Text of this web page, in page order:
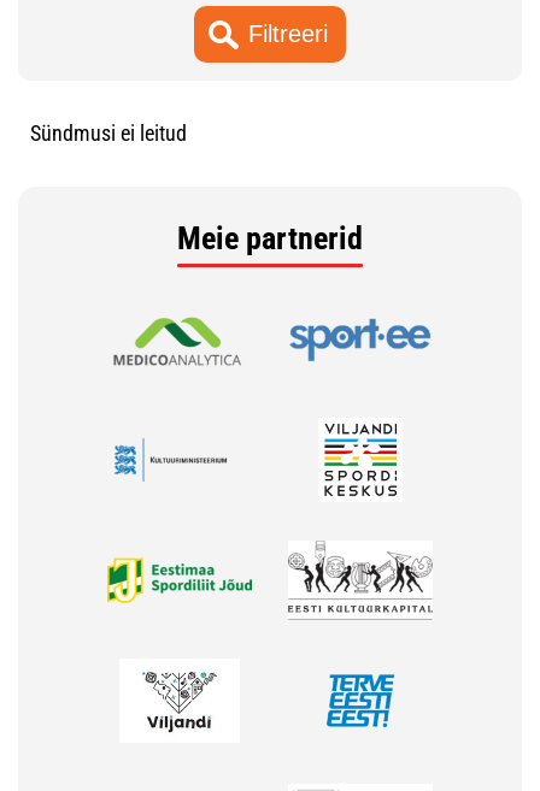
Sündmusi ei leitud
Meie partnerid